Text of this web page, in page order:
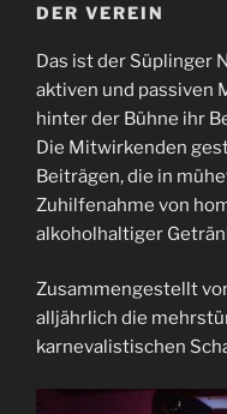
DER VEREIN
Das ist der Süplinger
aktiven und passiven
hinter der Bühne ihr
Die Mitwirkenden
Beiträgen, die in
Zuhilfenahme von
alkoholhaltiger
Zusammengestellt
alljährlich die
karnevalistischen